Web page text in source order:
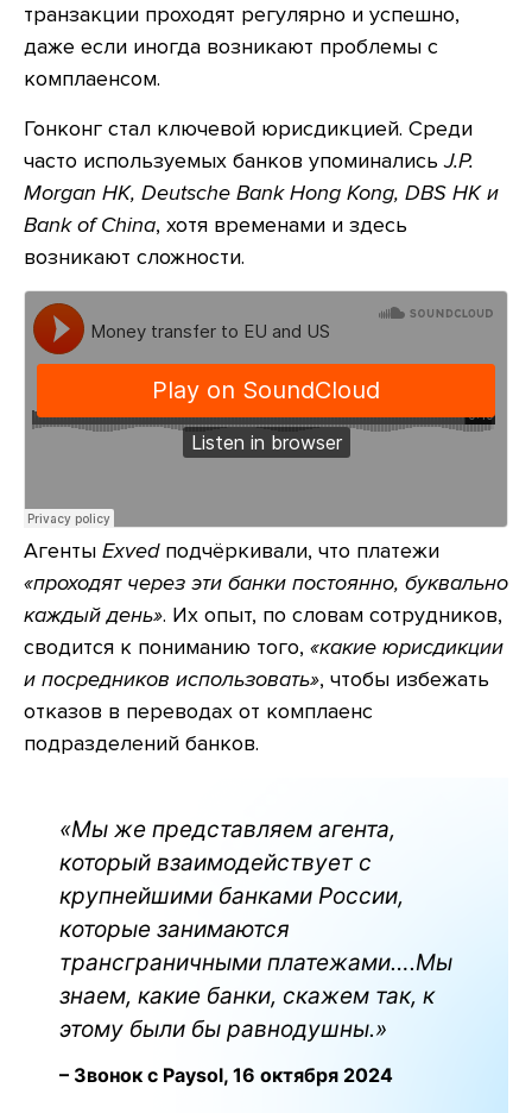
транзакции проходят регулярно и успешно,
даже если иногда возникают проблемы с
комплаенсом.
Гонконг стал ключевой юрисдикцией. Среди
часто используемых банков упоминалисьJ.P.
Morgan HK, Deutsche Bank Hong Kong, DBS HK и
Bank of China, хотя временами и здесь
возникают сложности.
Агенты Exvedподчёркивали, что платежи
«проходят через эти банки постоянно, буквально
каждый день». Их опыт, по словам сотрудников,
сводится к пониманию того, «какие юрисдикции
и посредников использовать», чтобы избежать
отказов в переводах от комплаенс
подразделений банков.
«Мы же представляем агента,
который взаимодействует с
крупнейшими банками России,
которые занимаются
трансграничными платежами….Мы
знаем, какие банки, скажем так, к
этому были бы равнодушны.»
– Звонок с Paysol, 16 октября 2024